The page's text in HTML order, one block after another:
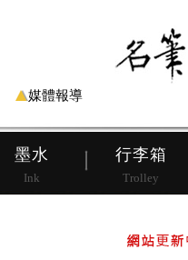
媒體報導
墨水
Ink
行李箱
Trolley
皮帶